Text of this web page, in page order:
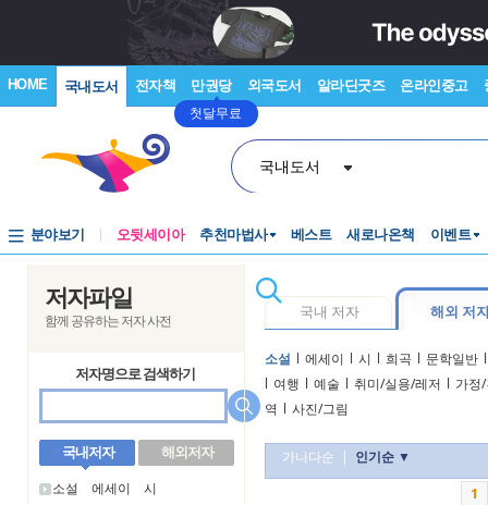
HOME 국내도서 전자책 만권당
첫달무료
외국도서 알라딘굿즈 온라인중고
국내도서
분야보기 오뒷세이아 추천마법사 베스트 새로나온책 이벤트
저자파일
함께 공유하는 저자 사전
저자명으로 검색하기
국내저자 해외저자
소설 에세이
시
국내 저자 해외 저
소설 l 에세이 l 시 l 희곡 l 문학일반 l
l 여행 l 예술 l 취미/실용/레저 l 가정
역 l 사진/그림
가나다순 | 인기순 ▼
1